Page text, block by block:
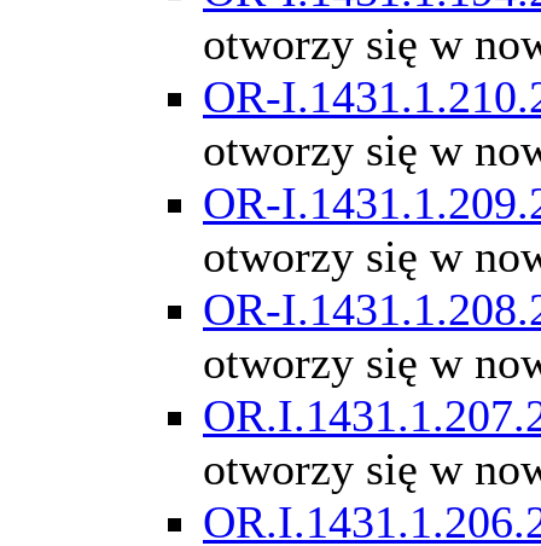
otworzy się w
OR-
otworzy się w
OR-
otworzy się w
OR-
otworzy się w
otworzy się w